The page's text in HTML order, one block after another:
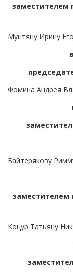
заместителем
Мунтяну Ирину
Фомина Андрея
Байтерякову
заместителем
Коцур Татьяну